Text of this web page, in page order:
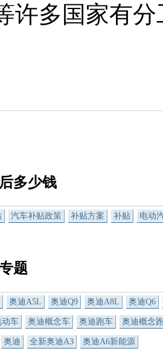
许多国家有
多少钱
汽车补贴政策 补贴方案 补贴 电动
题
奥迪A5L 奥迪Q9 奥迪A8L 奥迪Q6
动车 奥迪概念车 奥迪跑车 奥迪概念
奥迪 全新奥迪A3 奥迪A6新能源